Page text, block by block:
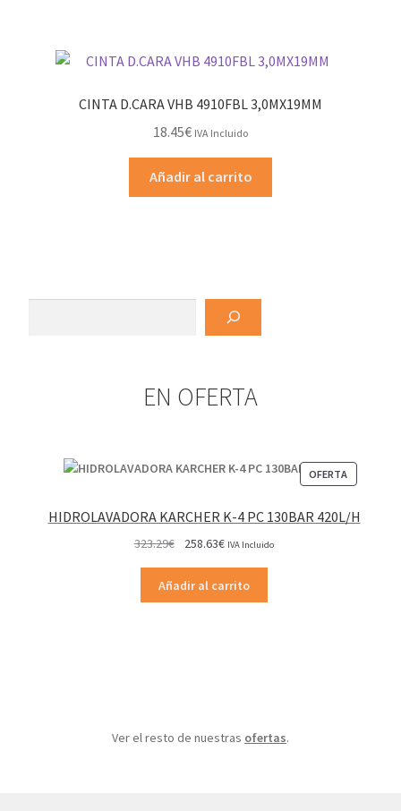
CINTA D.CARA VHB 4910FBL 3,0MX19MM
18.45€ IVA Incluido
Añadir al carrito
EN OFERTA
OFERTA
EN
HIDROLAVADORA KARCHER K-4 PC 130BAR 420L/H
323.29€
original
era:
258.63€El
actual
es:
IVA Incluido
Añadir al carrito
Ver el resto de nuestras ofertas.